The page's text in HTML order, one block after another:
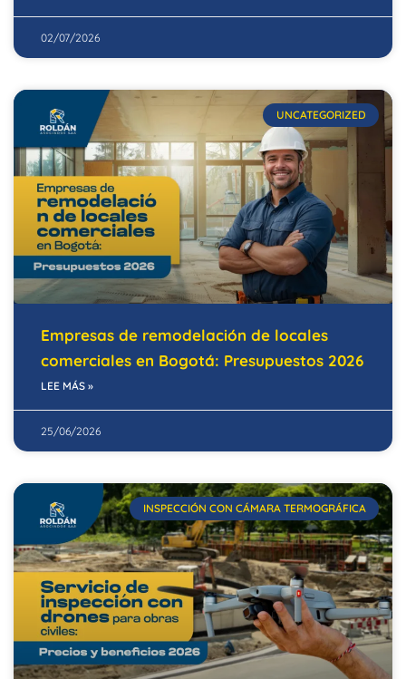
02/07/2026
UNCATEGORIZED
Empresas de remodelación de locales
comerciales en Bogotá: Presupuestos 2026
LEE MÁS »
25/06/2026
INSPECCIÓN CON CÁMARA TERMOGRÁFICA